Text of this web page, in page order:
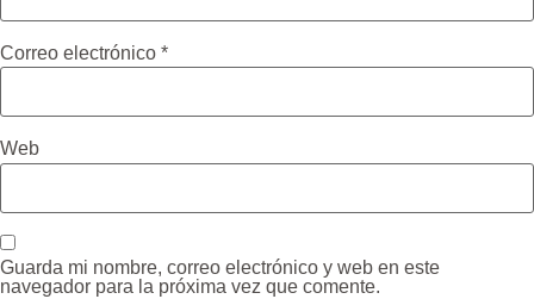
Correo electrónico *
Web
Guarda mi nombre, correo electrónico y web en este
navegador para la próxima vez que comente.